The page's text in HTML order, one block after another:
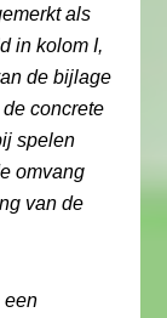
als
in kolom I,
de bijlage
concrete
spelen
omvang
van de
een